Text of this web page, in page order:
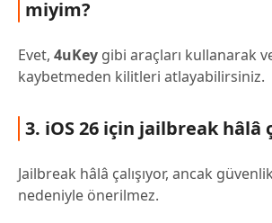
miyim?
Evet, 4uKey gibi araçları kullanarak
kaybetmeden kilitleri atlayabilirsiniz.
3. iOS 26 için jailbreak hâlâ
Jailbreak hâlâ çalışıyor, ancak
nedeniyle önerilmez.